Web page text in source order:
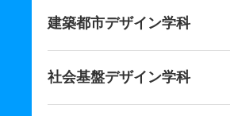
建築都市デザイン学科
社会基盤デザイン学科